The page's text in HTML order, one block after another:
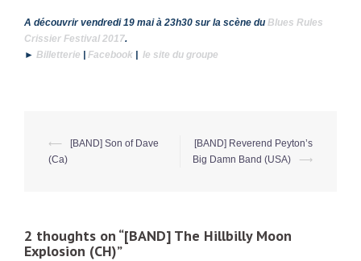
A découvrir vendredi 19 mai à 23h30 sur la scène du Blues Rules
Crissier Festival 2017.
► Billetterie | Facebook | le site du groupe
Post
⟵
[BAND] Son of Dave
(Ca)
[BAND] Reverend Peyton’s
Big Damn Band (USA)
⟶
2 thoughts on “[BAND] The Hillbilly Moon
Explosion (CH)”